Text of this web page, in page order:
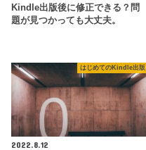
Kindle出版後に修正できる？問
題が見つかっても大丈夫。
はじめてのKindle出版
2022.8.12